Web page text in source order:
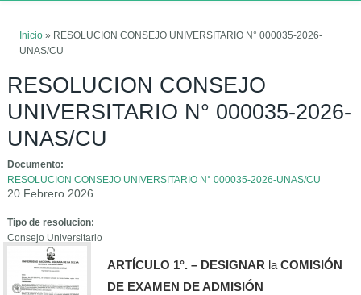
Inicio » RESOLUCION CONSEJO UNIVERSITARIO N° 000035-2026-
UNAS/CU
RESOLUCION CONSEJO
UNIVERSITARIO N° 000035-2026-
UNAS/CU
Documento:
RESOLUCION CONSEJO UNIVERSITARIO N° 000035-2026-UNAS/CU
20 Febrero 2026
Tipo de resolucion:
Consejo Universitario
ARTÍCULO 1°. – DESIGNAR laCOMISIÓN
DE EXAMEN DE ADMISIÓN